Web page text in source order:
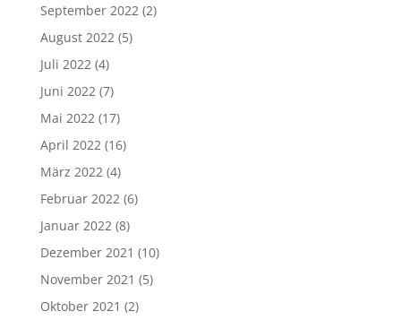
September 2022 (2)
August 2022 (5)
Juli 2022 (4)
Juni 2022 (7)
Mai 2022 (17)
April 2022 (16)
März 2022 (4)
Februar 2022 (6)
Januar 2022 (8)
Dezember 2021 (10)
November 2021 (5)
Oktober 2021 (2)